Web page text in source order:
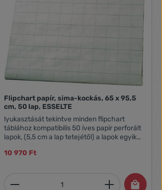
a gombokat a
kívánt mennyiséget, vagy
Flipchart papír, sima-kockás, 65 x 95,5
cm, 50 lap, ESSELTE
lyukasztását tekintve minden flipchart
táblához kompatibilis 50 íves papír perforált
lapok, (5,5 cm a lap tetejétől) a lapok egyik
x 5 cm), a másik oldala sima
10 970 Ft
Termékmennyiség: Adja